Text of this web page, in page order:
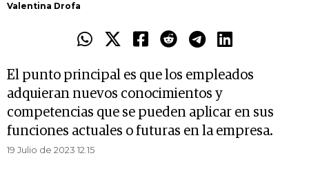
Valentina Drofa
El punto principal es que los empleados
adquieran nuevos conocimientos y
competencias que se pueden aplicar en sus
funciones actuales o futuras en la empresa.
19 Julio de 2023 12.15